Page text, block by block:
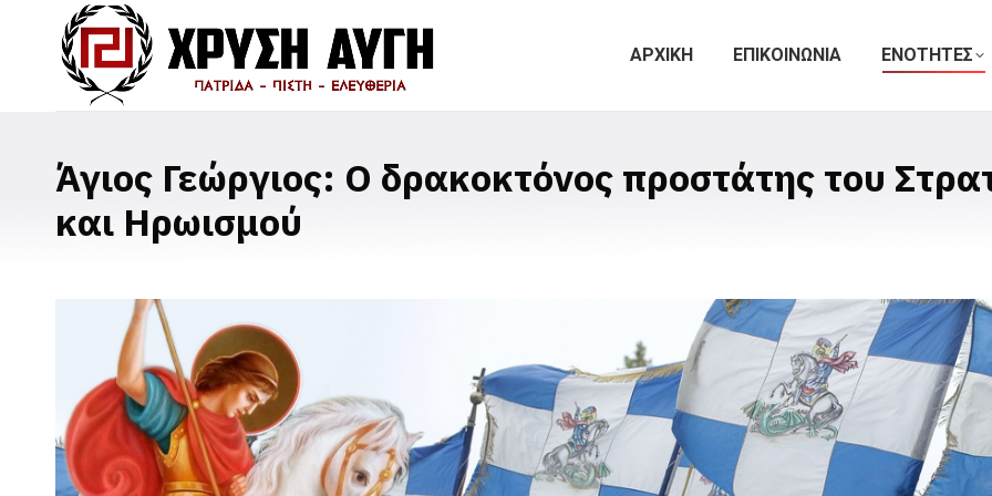
ΑΡΧΙΚΗ ΕΠΙΚΟΙΝΩΝΙΑ ΕΝΟΤΗΤΕΣ
Άγιος Γεώργιος: Ο δρακοκτόνος προστάτης του
και Ηρωισμού